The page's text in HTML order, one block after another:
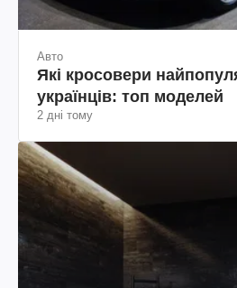
Авто
Які кросовери
українців: топ моделей
2 дні тому